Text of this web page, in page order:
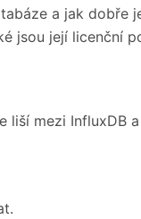
a jak dobře
jsou její licenční
mezi InfluxDB